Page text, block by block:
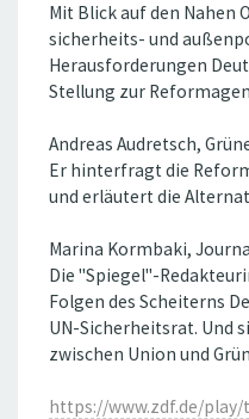
Mit Blick auf den Nahen
sicherheits- und
Herausforderungen
Stellung zur
Andreas Audretsch,
Er hinterfragt die
und erläutert die
Marina Kormbaki,
Die "Spiegel"-
Folgen des Scheiterns
UN-Sicherheitsrat. Und
zwischen Union und
https://www.zdf.de/